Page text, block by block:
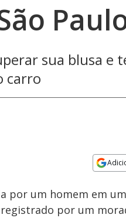
sua blusa e
carro
por um homem em
por um